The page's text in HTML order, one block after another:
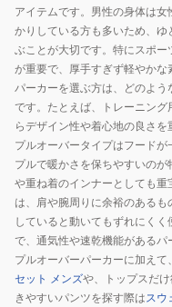
アイテムです。男性の身体は
かりしている方も多いため、
ぶことが大切です。特にスポ
が重要で、厚手すぎず軽やか
パーカーを選ぶ方は、どのよ
です。たとえば、トレーニン
らデザイン性や着心地の良さを
プルオーバータイプはフード
プルで暖かさを保ちやすいの
や重ね着のインナーとしても
は、肩や腕周りに余裕のある
していると動いてもずれにく
で、通気性や速乾機能があるパ
プルオーバーパーカーに加え
セット メンズや、トップスだ
きやすいパンツを探す際はスウ